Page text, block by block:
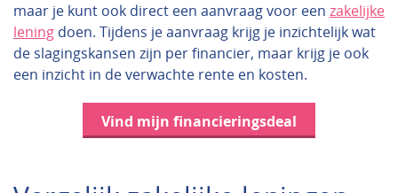
maar je kunt ook direct een aanvraag voor een zakelijke
lening doen. Tijdens je aanvraag krijg je inzichtelijk wat
de slagingskansen zijn per financier, maar krijg je ook
een inzicht in de verwachte rente en kosten.
Vind mijn financieringsdeal